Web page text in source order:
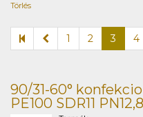
Törlés
1 2 3 4
90/31-60°
PE100 SDR11 PN12,8